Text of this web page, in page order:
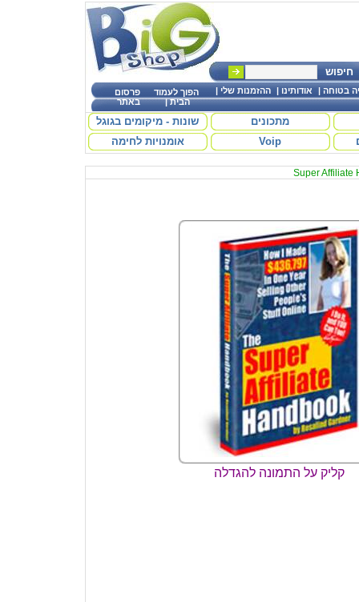
חיפוש
פרסום
באתר
הפוך לעמוד
הבית|
בטוחה | אודותינו | ההזמנות שלי |
מתכונים
שונות - מיקומים בגוגל
Voip אומנויות לחימה
קליק על התמונה להגדלה